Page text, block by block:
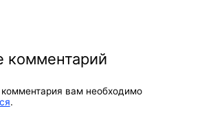
комментарий
вам необходимо
.